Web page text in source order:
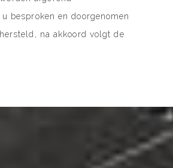
besproken en doorgenomen
na akkoord volgt de